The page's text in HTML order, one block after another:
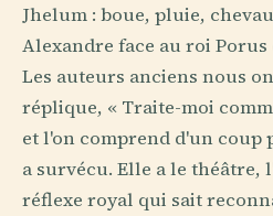
Jhelum : boue, pluie,
Alexandre face au roi Porus
Les auteurs anciens nous
réplique, « Traite-moi
et l'on comprend d'un coup
a survécu. Elle a le théâtre,
réflexe royal qui sait